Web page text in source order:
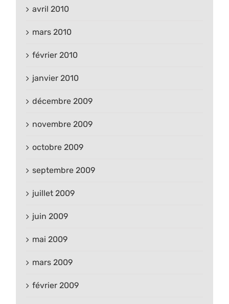
avril 2010
mars 2010
février 2010
janvier 2010
décembre 2009
novembre 2009
octobre 2009
septembre 2009
juillet 2009
juin 2009
mai 2009
mars 2009
février 2009